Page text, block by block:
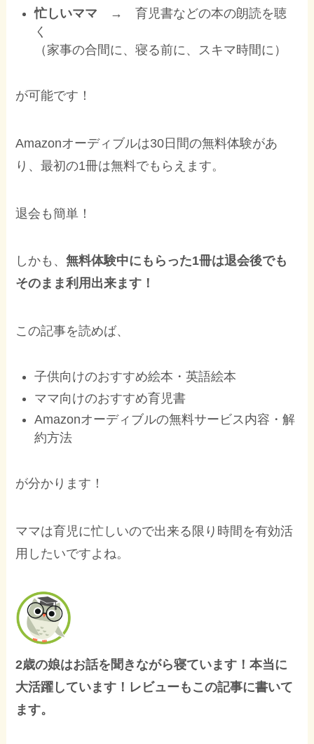
忙しいママ → 育児書などの本の朗読を聴
く
（家事の合間に、寝る前に、スキマ時間に）
が可能です！
Amazonオーディブルは30日間の無料体験があ
り、最初の1冊は無料でもらえます。
退会も簡単！
しかも、無料体験中にもらった1冊は退会後でも
そのまま利用出来ます！
この記事を読めば、
子供向けのおすすめ絵本・英語絵本
ママ向けのおすすめ育児書
Amazonオーディブルの無料サービス内容・解
約方法
が分かります！
ママは育児に忙しいので出来る限り時間を有効活
用したいですよね。
2歳の娘はお話を聞きながら寝ています！本当に
大活躍しています！レビューもこの記事に書いて
ます。